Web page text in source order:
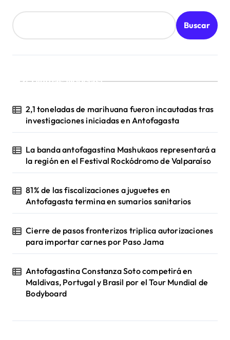
Buscar
¡Ultimas Noticias!
2,1 toneladas de marihuana fueron incautadas tras
investigaciones iniciadas en Antofagasta
La banda antofagastina Mashukaos representará a
la región en el Festival Rockódromo de Valparaíso
81% de las fiscalizaciones a juguetes en
Antofagasta termina en sumarios sanitarios
Cierre de pasos fronterizos triplica autorizaciones
para importar carnes por Paso Jama
Antofagastina Constanza Soto competirá en
Maldivas, Portugal y Brasil por el Tour Mundial de
Bodyboard